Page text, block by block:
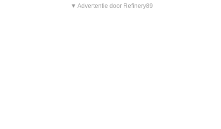
▼ Advertentie door Refinery89